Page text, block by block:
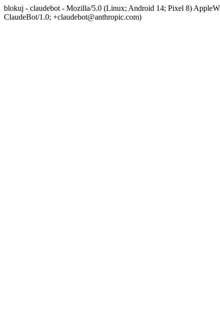
blokuj - claudebot - Mozilla/5.0 (Linux; Android 14; Pixel 8)
ClaudeBot/1.0; +claudebot@anthropic.com)